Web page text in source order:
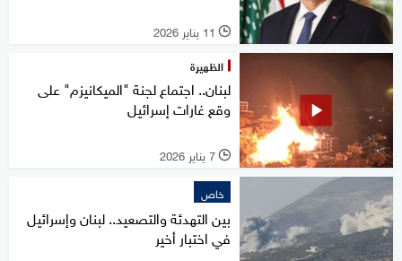
l 11 يناير 2026
الظهيرة
لبنان.. اجتماع لجنة "الميكانيزم" على
وقع غارات إسرائيل
l 7 يناير 2026
خاص
بين التهدئة والتصعيد.. لبنان وإسرائيل
في اختبار أخير